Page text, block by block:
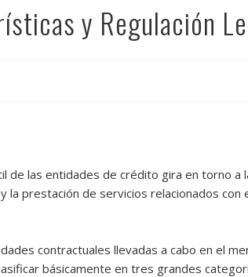
y Regulación
de las entidades de crédito gira en torno a
la prestación de servicios relacionados con
contractuales llevadas a cabo en el
básicamente en tres grandes